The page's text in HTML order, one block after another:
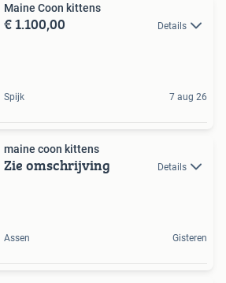
Maine Coon kittens
€ 1.100,00 Details
Spijk 7 aug 26
maine coon kittens
Zie omschrijving Details
Assen Gisteren